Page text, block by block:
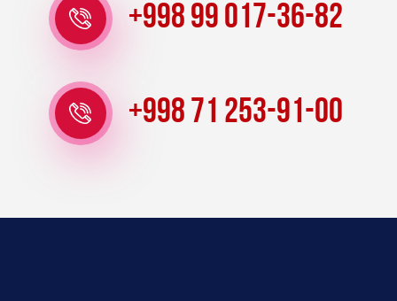
+998 99 017-36-82
+998 71 253-91-00